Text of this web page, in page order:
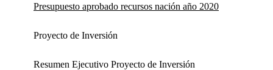
Presupuesto aprobado recursos nación año 2020
Proyecto de Inversión
Resumen Ejecutivo Proyecto de Inversión